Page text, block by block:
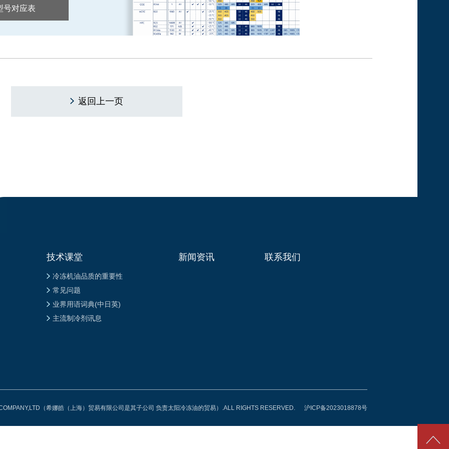
号对应表
返回上一页
技术课堂
冷冻机油品质的重要性
常见问题
业界用语词典(中日英)
主流制冷剂讯息
新闻资讯 联系我们
（希娜皓（上海）贸易有限公司是其子公司 负责太阳冷冻油的贸易）.ALL RIGHTS RESERVED. 沪ICP备2023018878号